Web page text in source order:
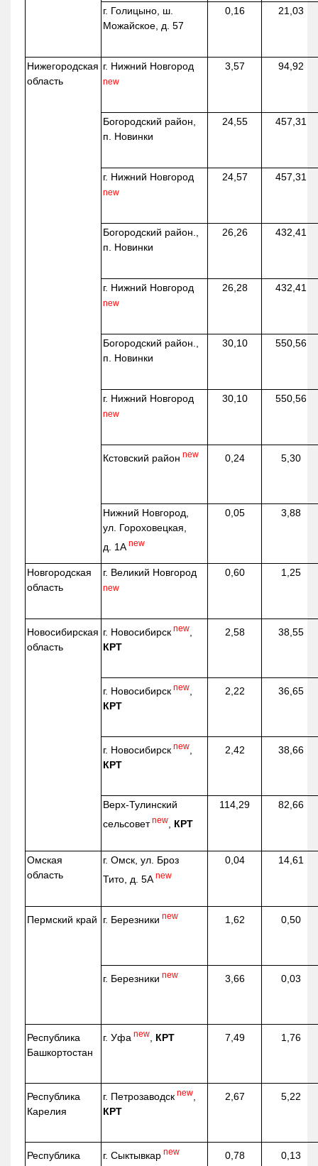
г. Голицыно, ш.
Можайское, д. 57
0,16 21,03
Нижегородская
область
г. Нижний Новгород
new
3,57 94,92
Богородский район,
п. Новинки
24,55 457,31
г. Нижний Новгород
new
24,57 457,31
Богородский район.,
п. Новинки
26,26 432,41
г. Нижний Новгород
new
26,28 432,41
Богородский район.,
п. Новинки
30,10 550,56
г. Нижний Новгород
new
30,10 550,56
Кстовский район new 0,24 5,30
Нижний Новгород,
ул. Гороховецкая,
д. 1А new
0,05 3,88
Новгородская
область
г. Великий Новгород
new
0,60 1,25
Новосибирская
область
г. Новосибирск new
КРТ
2,58 38,55
г. Новосибирск new
КРТ
2,22 36,65
г. Новосибирск new
КРТ
2,42 38,66
Верх-Тулинский
сельсовет new КРТ
114,29 82,66
Омская
область
г. Омск, ул. Броз
Тито, д. 5А new
0,04 14,61
Пермский край г. Березники new 1,62 0,50
г. Березники new 3,66 0,03
Республика
Башкортостан
г. Уфа new КРТ 7,49 1,76
Республика
Карелия
г. Петрозаводск new
КРТ
2,67 5,22
Республика
г. Сыктывкар new 0,78 0,13